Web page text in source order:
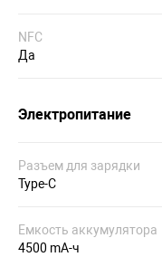
NFC
Да
Электропитание
Разъем для зарядки
Type-C
Емкость аккумулятора
4500 mA-ч